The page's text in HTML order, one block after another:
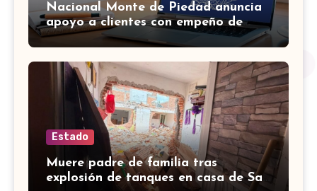
Nacional Monte de Piedad anuncia
apoyo a clientes con empeño de
autos durante la huelga
Estado
Muere padre de familia tras
explosión de tanques en casa de San